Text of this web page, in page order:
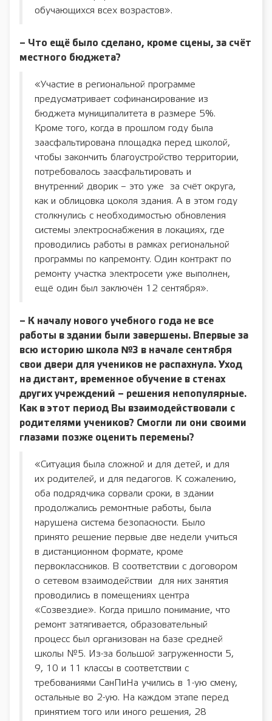
обучающихся всех возрастов».
– Что ещё было сделано, кроме сцены, за счёт
местного бюджета?
«Участие в региональной программе
предусматривает софинансирование из
бюджета муниципалитета в размере 5%.
Кроме того, когда в прошлом году была
заасфальтирована площадка перед школой,
чтобы закончить благоустройство территории,
потребовалось заасфальтировать и
внутренний дворик – это уже за счёт округа,
как и облицовка цоколя здания. А в этом году
столкнулись с необходимостью обновления
системы электроснабжения в локациях, где
проводились работы в рамках региональной
программы по капремонту. Один контракт по
ремонту участка электросети уже выполнен,
ещё один был заключён 12 сентября».
– К началу нового учебного года не все
работы в здании были завершены. Впервые за
всю историю школа №3 в начале сентября
свои двери для учеников не распахнула. Уход
на дистант, временное обучение в стенах
других учреждений – решения непопулярные.
Как в этот период Вы взаимодействовали с
родителями учеников? Смогли ли они своими
глазами позже оценить перемены?
«Ситуация была сложной и для детей, и для
их родителей, и для педагогов. К сожалению,
оба подрядчика сорвали сроки, в здании
продолжались ремонтные работы, была
нарушена система безопасности. Было
принято решение первые две недели учиться
в дистанционном формате, кроме
первоклассников. В соответствии с договором
о сетевом взаимодействии для них занятия
проводились в помещениях центра
«Созвездие». Когда пришло понимание, что
ремонт затягивается, образовательный
процесс был организован на базе средней
школы №5. Из-за большой загруженности 5,
9, 10 и 11 классы в соответствии с
требованиями СанПиНа учились в 1-ую смену,
остальные во 2-ую. На каждом этапе перед
принятием того или иного решения, 28